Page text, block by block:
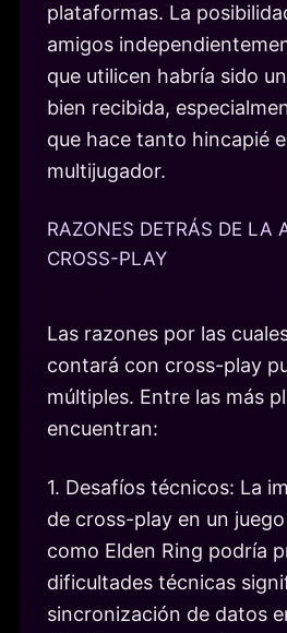
plataformas. La
amigos
que utilicen habría sido
bien recibida,
que hace tanto hincapié
multijugador.
RAZONES DETRÁS DE LA
CROSS-PLAY
Las razones por las
contará con cross-play
múltiples. Entre las más
encuentran:
1. Desafíos técnicos: La
de cross-play en un
como Elden Ring podría
dificultades técnicas
sincronización de datos